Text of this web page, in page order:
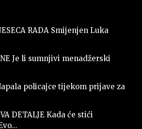
RADA Smijenjen Luka
Je li sumnjivi menadžerski
policajce tijekom prijave za
DETALJE Kada će stići